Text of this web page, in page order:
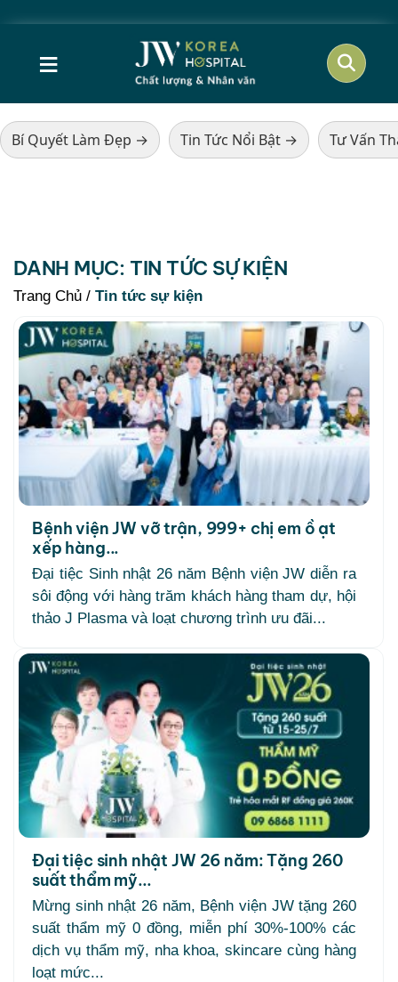
≡
Bí Quyết Làm Đẹp → Tin Tức Nổi Bật → Tư Vấn
DANH MỤC: TIN TỨC SỰ KIỆN
Trang Chủ / Tin tức sự kiện
Bệnh viện JW vỡ trận, 999+ chị em ồ ạt
xếp hàng...
Đại tiệc Sinh nhật 26 năm Bệnh viện JW diễn ra
sôi động với hàng trăm khách hàng tham dự, hội
thảo J Plasma và loạt chương trình ưu đãi...
Đại tiệc sinh nhật JW 26 năm: Tặng 260
suất thẩm mỹ...
Mừng sinh nhật 26 năm, Bệnh viện JW tặng 260
suất thẩm mỹ 0 đồng, miễn phí 30%-100% các
dịch vụ thẩm mỹ, nha khoa, skincare cùng hàng
loạt mức...